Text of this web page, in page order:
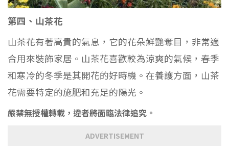
第四、山茶花
山茶花有著高貴的氣息，它的花朵鮮艷奪目，非常適
合用來裝飾家居。山茶花喜歡較為涼爽的氣候，春季
和寒冷的冬季是其開花的好時機。在養護方面，山茶
花需要特定的施肥和充足的陽光。
嚴禁無授權轉載，違者將面臨法律追究。
ADVERTISEMENT